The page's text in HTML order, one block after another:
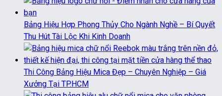
Bảng Hiệu Hợp Phong Thủy Cho Ngành Nghề – Bí Quyết
Thu Hút Tài Lộc Khi Kinh Doanh
Thi Công Bảng Hiệu Mica Đẹp – Chuyên Nghiệp – Giá
Xưởng Tại TP.HCM